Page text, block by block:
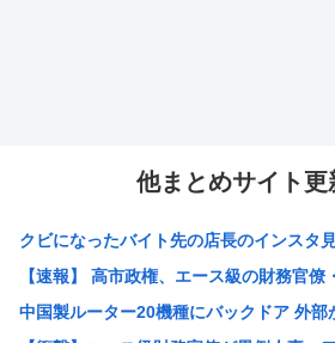
他まとめサイト更
クビになったバイト先の店長のインスタ
【速報】 高市政権、エース級の財務官僚
中国製ルーター20機種にバックドア 外部